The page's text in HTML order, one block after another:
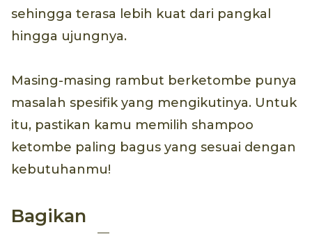
sehingga terasa lebih kuat dari pangkal
hingga ujungnya.
Masing-masing rambut berketombe punya
masalah spesifik yang mengikutinya. Untuk
itu, pastikan kamu memilih shampoo
ketombe paling bagus yang sesuai dengan
kebutuhanmu!
Bagikan